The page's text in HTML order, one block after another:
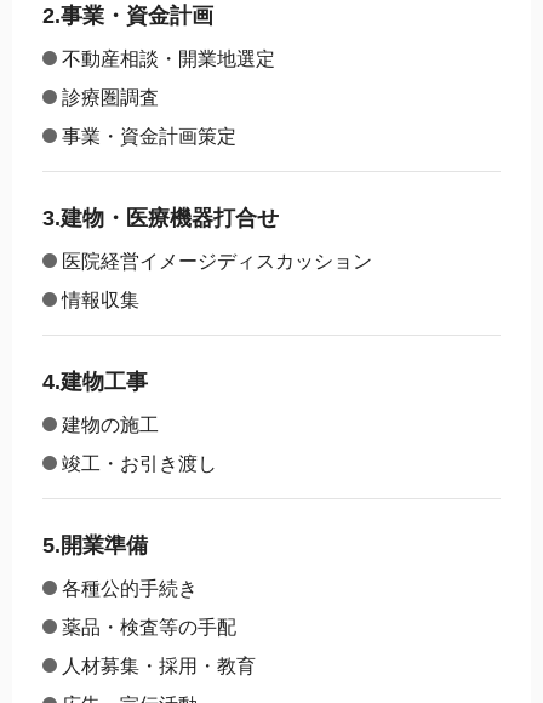
2.事業・資金計画
不動産相談・開業地選定
診療圏調査
事業・資金計画策定
3.建物・医療機器打合せ
医院経営イメージディスカッション
情報収集
4.建物工事
建物の施工
竣工・お引き渡し
5.開業準備
各種公的手続き
薬品・検査等の手配
人材募集・採用・教育